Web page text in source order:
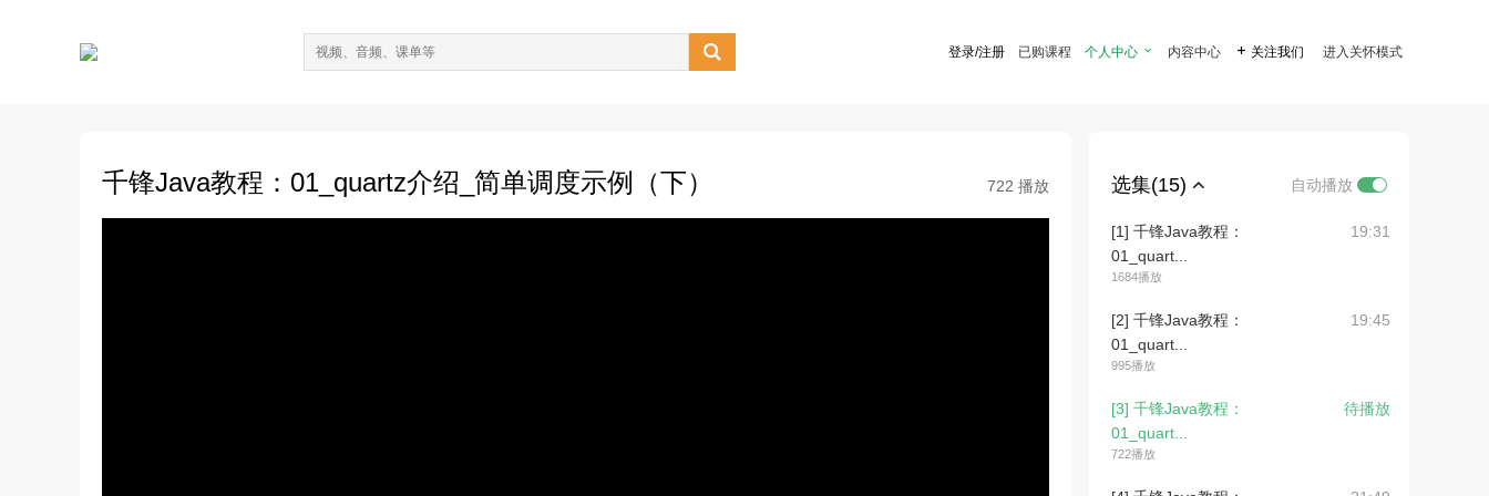
 登录/注册 已购课程 个人中心  内容中心  关注我们 进入关怀模式
千锋Java教程：01_quartz介绍_简单调度示例（下） 722 播放 选集(15) 自动播放
[1] 千锋Java教程：
01_quart...
1684播放
19:31
[2] 千锋Java教程：
01_quart...
995播放
19:45
[3] 千锋Java教程：
01_quart...
722播放
待播放